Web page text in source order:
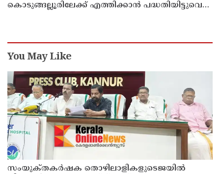
കൊടുങ്ങല്ലൂരിലേക്ക് എത്തിക്കാൻ പദ്ധതിയിട്ടുവെന്ന്
You May Like
സംയുക്‌തകർഷക തൊഴിലാളികളുടെജയിൽ